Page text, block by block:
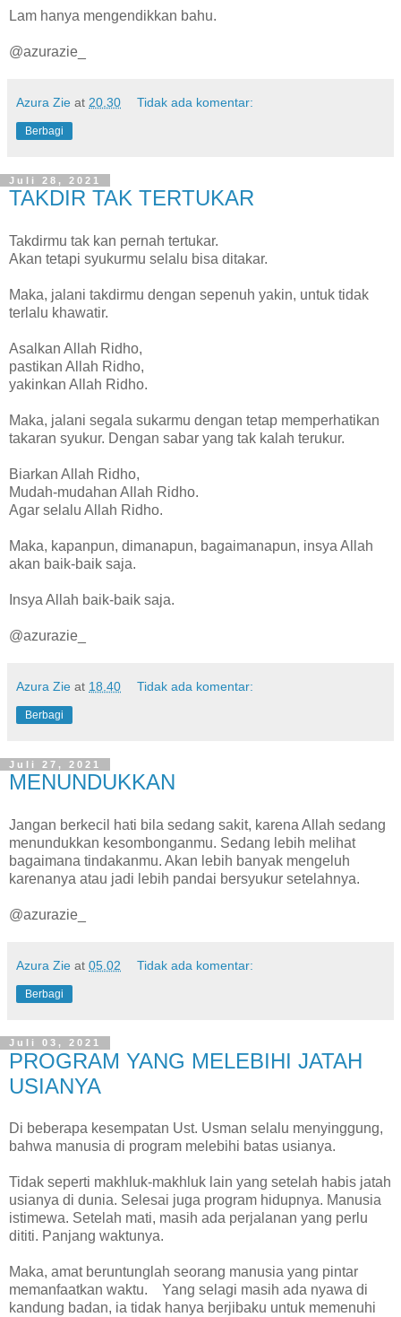
Lam hanya mengendikkan bahu.
@azurazie_
Azura Zie at 20.30 Tidak ada komentar:
Berbagi
Juli 28, 2021
TAKDIR TAK TERTUKAR
Takdirmu tak kan pernah tertukar.
Akan tetapi syukurmu selalu bisa ditakar.
Maka, jalani takdirmu dengan sepenuh yakin, untuk tidak
terlalu khawatir.
Asalkan Allah Ridho,
pastikan Allah Ridho,
yakinkan Allah Ridho.
Maka, jalani segala sukarmu dengan tetap memperhatikan
takaran syukur. Dengan sabar yang tak kalah terukur.
Biarkan Allah Ridho,
Mudah-mudahan Allah Ridho.
Agar selalu Allah Ridho.
Maka, kapanpun, dimanapun, bagaimanapun, insya Allah
akan baik-baik saja.
Insya Allah baik-baik saja.
@azurazie_
Azura Zie at 18.40 Tidak ada komentar:
Berbagi
Juli 27, 2021
MENUNDUKKAN
Jangan berkecil hati bila sedang sakit, karena Allah sedang
menundukkan kesombonganmu. Sedang lebih melihat
bagaimana tindakanmu. Akan lebih banyak mengeluh
karenanya atau jadi lebih pandai bersyukur setelahnya.
@azurazie_
Azura Zie at 05.02 Tidak ada komentar:
Berbagi
Juli 03, 2021
PROGRAM YANG MELEBIHI JATAH
USIANYA
Di beberapa kesempatan Ust. Usman selalu menyinggung,
bahwa manusia di program melebihi batas usianya.
Tidak seperti makhluk-makhluk lain yang setelah habis jatah
usianya di dunia. Selesai juga program hidupnya. Manusia
istimewa. Setelah mati, masih ada perjalanan yang perlu
dititi. Panjang waktunya.
Maka, amat beruntunglah seorang manusia yang pintar
memanfaatkan waktu. Yang selagi masih ada nyawa di
kandung badan, ia tidak hanya berjibaku untuk memenuhi